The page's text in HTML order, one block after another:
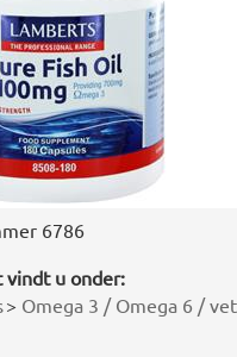
6786
vindt u onder:
> Omega 3 / Omega 6 /